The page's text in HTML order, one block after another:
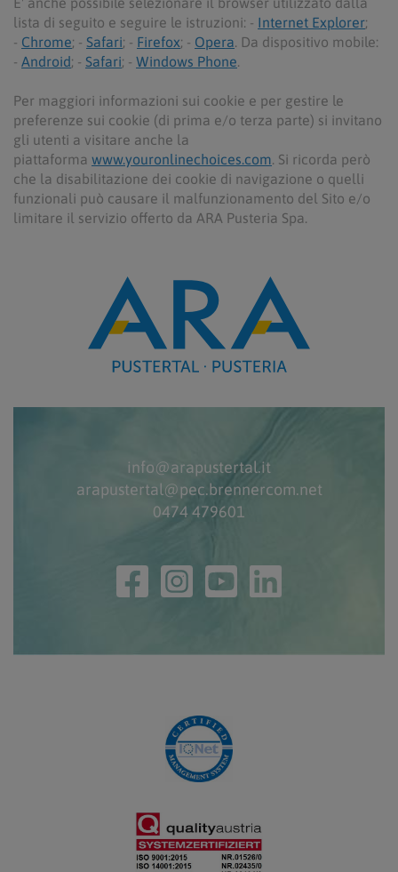
lista di seguito e seguire le istruzioni: - Internet Explorer;
- Chrome; - Safari; - Firefox; - Opera. Da dispositivo mobile:
- Android; - Safari; - Windows Phone.
Per maggiori informazioni sui cookie e per gestire le
preferenze sui cookie (di prima e/o terza parte) si invitano
gli utenti a visitare anche la
piattaforma www.youronlinechoices.com. Si ricorda però
che la disabilitazione dei cookie di navigazione o quelli
funzionali può causare il malfunzionamento del Sito e/o
limitare il servizio offerto da ARA Pusteria Spa.
info@arapustertal.it
arapustertal@pec.brennercom.net
0474 479601